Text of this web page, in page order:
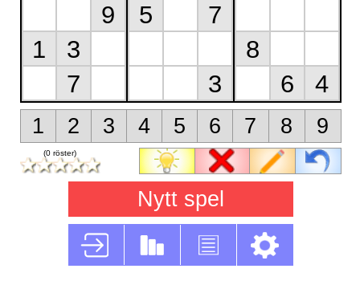
9
1
3
7
5 7
3
8
6
4
1 2 3 4 5 6 7 8 9
(0 röster)
Nytt spel